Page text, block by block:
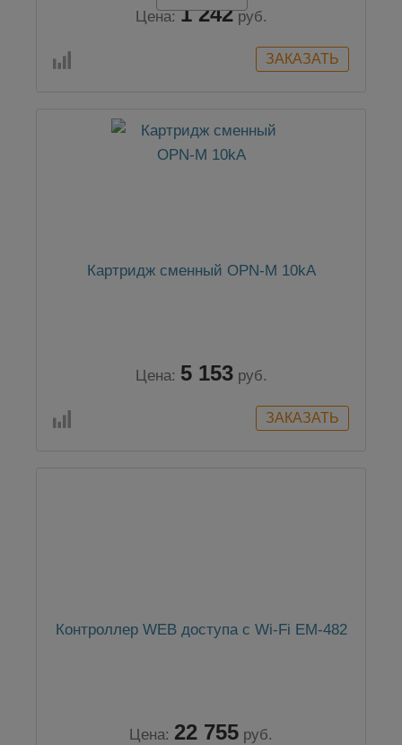
Цена: 1 242 руб.
Картридж сменный OPN-M 10kA
Цена: 5 153 руб.
Контроллер WEB доступа с Wi-Fi ЕМ-482
Цена: 22 755 руб.